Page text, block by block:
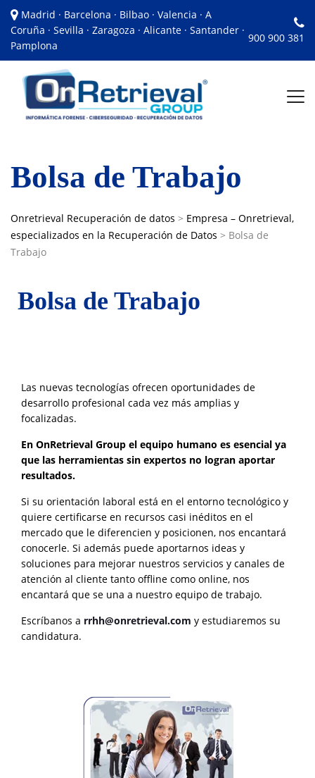
Madrid · Barcelona · Bilbao · Valencia · A
Coruña · Sevilla · Zaragoza · Alicante · Santander ·
Pamplona
900 900 381
Bolsa de Trabajo
Onretrieval Recuperación de datos > Empresa – Onretrieval,
especializados en la Recuperación de Datos > Bolsa de
Trabajo
Bolsa de Trabajo
Las nuevas tecnologías ofrecen oportunidades de
desarrollo profesional cada vez más amplias y
focalizadas.
En OnRetrieval Group el equipo humano es esencial ya
que las herramientas sin expertos no logran aportar
resultados.
Si su orientación laboral está en el entorno tecnológico y
quiere certificarse en recursos casi inéditos en el
mercado que le diferencien y posicionen, nos encantará
conocerle. Si además puede aportarnos ideas y
soluciones para mejorar nuestros servicios y canales de
atención al cliente tanto offline como online, nos
encantará que se una a nuestro equipo de trabajo.
Escríbanos a rrhh@onretrieval.com y estudiaremos su
candidatura.